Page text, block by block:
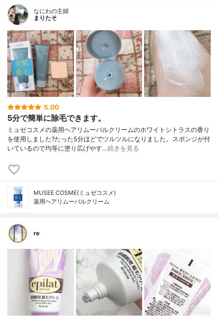
なにわの主婦
まりたそ
5.00
5分で簡単に除毛できます。
ミュゼコスメの薬用ヘアリムーバルクリームのホワイトシトラスの香り
を使用しました?たった5分ほどでツルツルになりました。スポンジが付
いているので均等に塗り広げやす…続きを見る
MUSEE COSME(ミュゼコスメ)
薬用ヘアリムーバルクリーム
re